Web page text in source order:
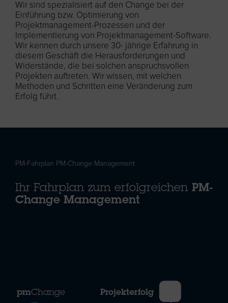
Wir sind spezialisiert auf den Change bei der
Einführung bzw. Optimierung von
Projektmanagement-Prozessen und der
Implementierung von Projektmanagement-Software.
Wir kennen durch unsere 30- jährige Erfahrung in
diesem Geschäft die Herausforderungen und
Widerstände, die bei solchen anspruchsvollen
Projekten auftreten. Wir wissen, mit welchen
Methoden und Schritten eine Veränderung zum
Erfolg führt.
PM-Fahrplan PM-Change Management
Ihr Fahrplan zum erfolgreichen PM-
Change Management
pmChange Projekterfolg